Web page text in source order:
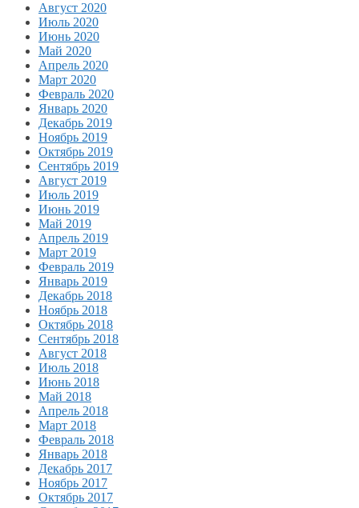
Август 2020
Июль 2020
Июнь 2020
Май 2020
Апрель 2020
Март 2020
Февраль 2020
Январь 2020
Декабрь 2019
Ноябрь 2019
Октябрь 2019
Сентябрь 2019
Август 2019
Июль 2019
Июнь 2019
Май 2019
Апрель 2019
Март 2019
Февраль 2019
Январь 2019
Декабрь 2018
Ноябрь 2018
Октябрь 2018
Сентябрь 2018
Август 2018
Июль 2018
Июнь 2018
Май 2018
Апрель 2018
Март 2018
Февраль 2018
Январь 2018
Декабрь 2017
Ноябрь 2017
Октябрь 2017